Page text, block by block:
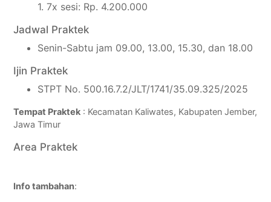
1. 7x sesi: Rp. 4.200.000
Jadwal Praktek
Senin-Sabtu jam 09.00, 13.00, 15.30, dan 18.00
Ijin Praktek
STPT No. 500.16.7.2/JLT/1741/35.09.325/2025
Tempat Praktek : Kecamatan Kaliwates, Kabupaten Jember,
Jawa Timur
Area Praktek
Info tambahan: